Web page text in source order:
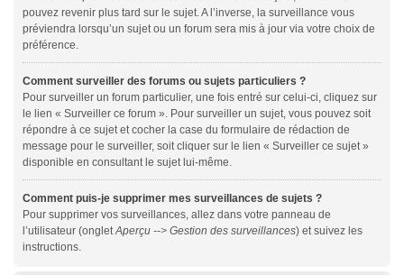
pouvez revenir plus tard sur le sujet. A l’inverse, la surveillance vous
préviendra lorsqu’un sujet ou un forum sera mis à jour via votre choix de
préférence.
Comment surveiller des forums ou sujets particuliers ?
Pour surveiller un forum particulier, une fois entré sur celui-ci, cliquez sur
le lien « Surveiller ce forum ». Pour surveiller un sujet, vous pouvez soit
répondre à ce sujet et cocher la case du formulaire de rédaction de
message pour le surveiller, soit cliquer sur le lien « Surveiller ce sujet »
disponible en consultant le sujet lui-même.
Comment puis-je supprimer mes surveillances de sujets ?
Pour supprimer vos surveillances, allez dans votre panneau de
l’utilisateur (ongletAperçu --> Gestion des surveillances) et suivez les
instructions.